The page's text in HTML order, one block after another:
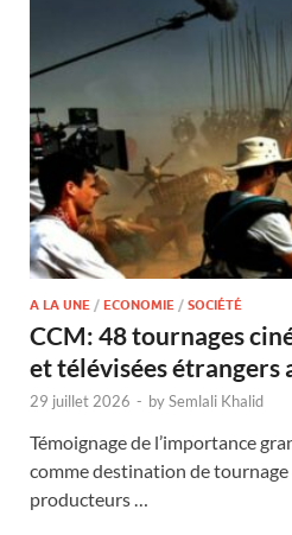
A LA UNE / ECONOMIE / SOCIÉTÉ
CCM: 48 tournages
et télévisées étrangers
29 juillet 2026 - bySemlali Khalid
Témoignage de l’importance
comme destination de tournage
producteurs …